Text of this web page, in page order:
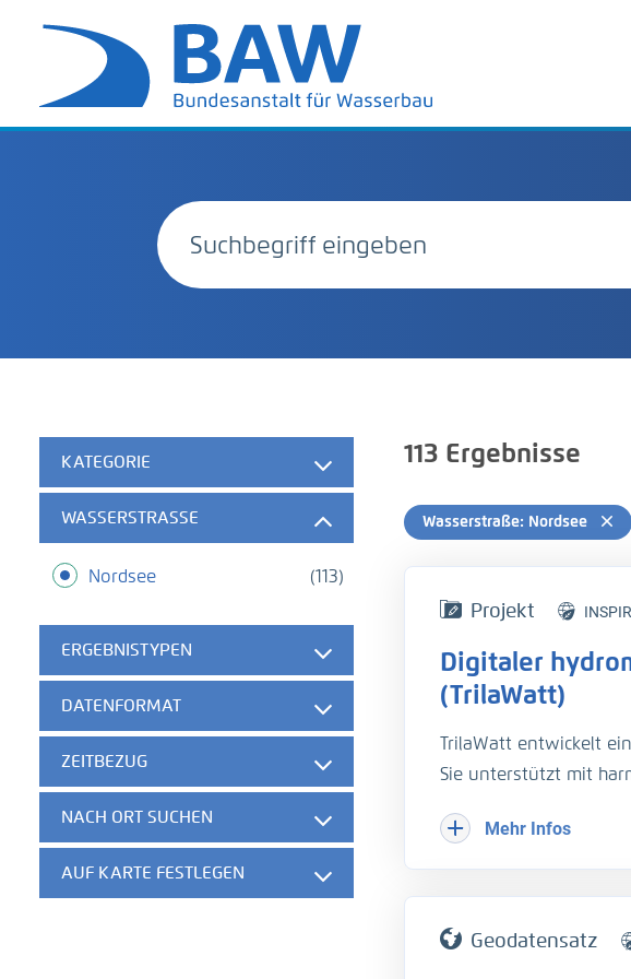
KATEGORIE
WASSERSTRASSE
(113)
Nordsee
ERGEBNISTYPEN
DATENFORMAT
ZEITBEZUG
NACH ORT SUCHEN
AUF KARTE FESTLEGEN
113 Ergebnisse
Wasserstraße: Nordsee
Projekt
Digitaler
(TrilaWatt)
TrilaWatt entwickelt
Sie unterstützt mit
Mehr Infos
Geodatensatz